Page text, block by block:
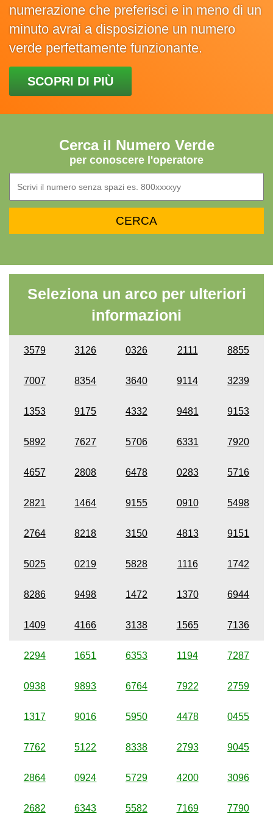
numerazione che preferisci e in meno di un
minuto avrai a disposizione un numero
verde perfettamente funzionante.
SCOPRI DI PIÙ
Cerca il Numero Verde
per conoscere l'operatore
Seleziona un arco per ulteriori
informazioni
3579 3126 0326 2111 8855
7007 8354 3640 9114 3239
1353 9175 4332 9481 9153
5892 7627 5706 6331 7920
4657 2808 6478 0283 5716
2821 1464 9155 0910 5498
2764 8218 3150 4813 9151
5025 0219 5828 1116 1742
8286 9498 1472 1370 6944
1409 4166 3138 1565 7136
2294 1651 6353 1194 7287
0938 9893 6764 7922 2759
1317 9016 5950 4478 0455
7762 5122 8338 2793 9045
2864 0924 5729 4200 3096
2682 6343 5582 7169 7790